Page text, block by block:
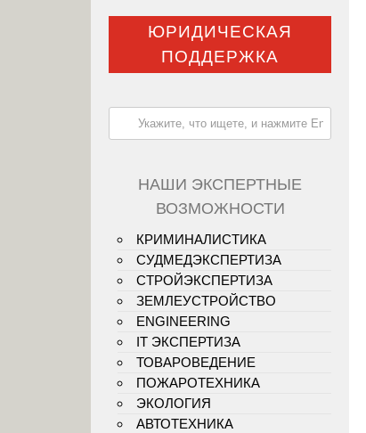
ЮРИДИЧЕСКАЯ
ПОДДЕРЖКА
НАШИ ЭКСПЕРТНЫЕ
ВОЗМОЖНОСТИ
КРИМИНАЛИСТИКА
СУДМЕДЭКСПЕРТИЗА
СТРОЙЭКСПЕРТИЗА
ЗЕМЛЕУСТРОЙСТВО
ENGINEERING
IT ЭКСПЕРТИЗА
ТОВАРОВЕДЕНИЕ
ПОЖАРОТЕХНИКА
ЭКОЛОГИЯ
АВТОТЕХНИКА